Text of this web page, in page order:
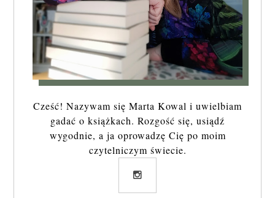
Cześć! Nazywam się Marta Kowal i uwielbiam
gadać o książkach. Rozgość się, usiądź
wygodnie, a ja oprowadzę Cię po moim
czytelniczym świecie.